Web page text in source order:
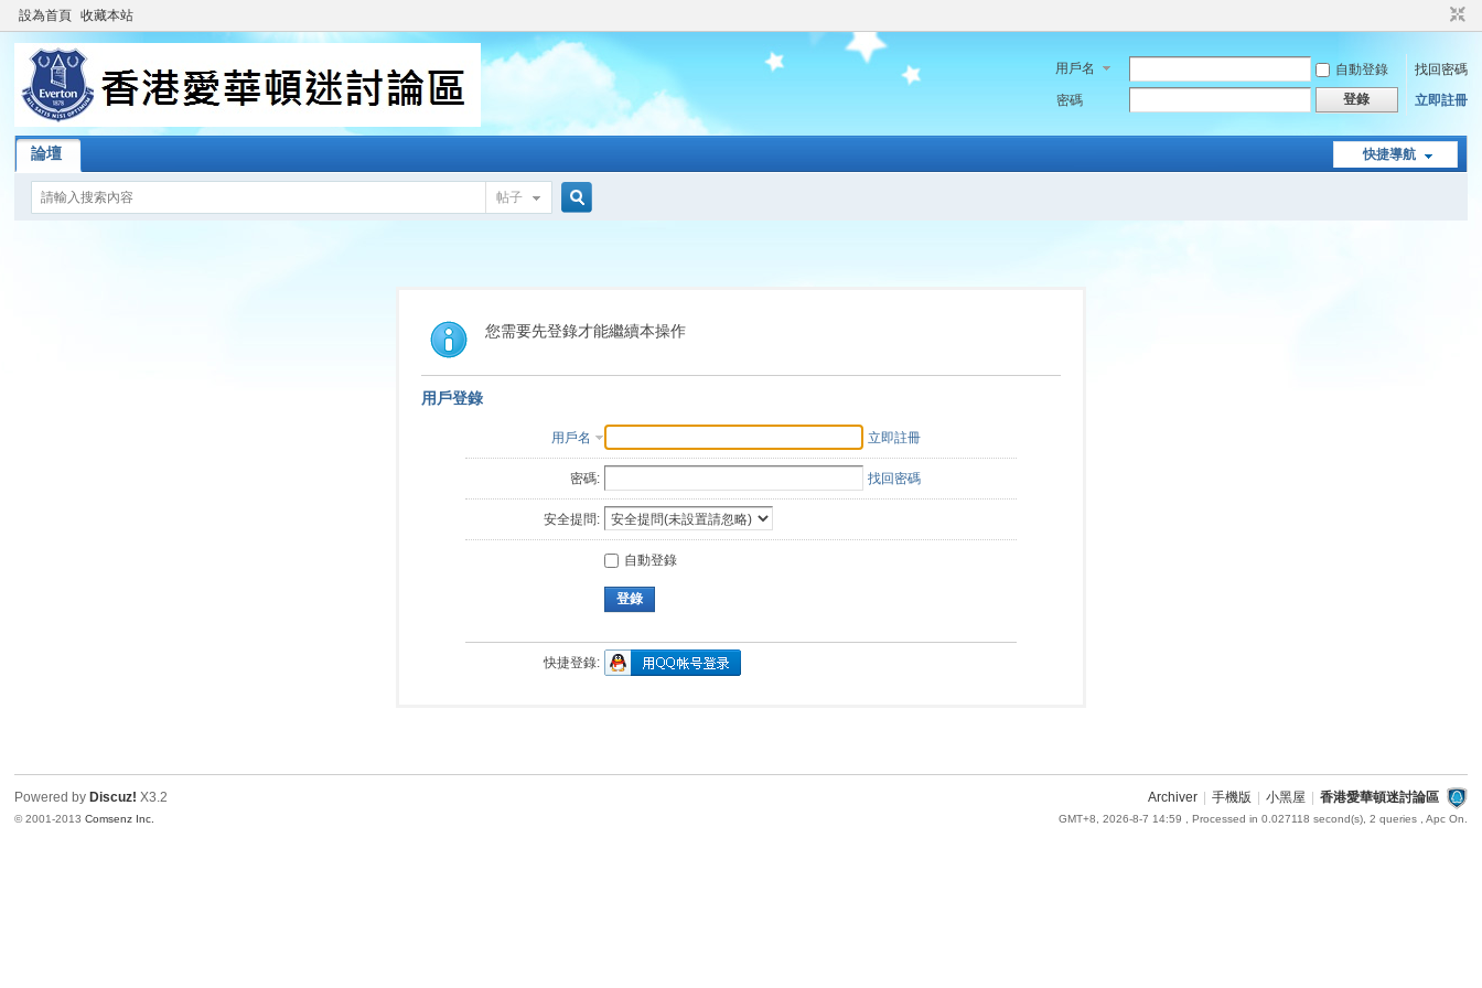
設為首頁 收藏本站
用戶名 自動登錄
找回密碼
密碼
登錄 立即註冊
快捷導航
論壇
帖子
索
您需要先登錄才能繼續本操作
用戶登錄
用戶名 立即註冊
密碼: 找回密碼
安全提問:
自動登錄
登錄
快捷登錄:
Archiver 手機版 小黑屋 香港愛華頓迷討論區
GMT+8, 2026-8-7 14:59 , Processed in 0.027118 second(s), 2 queries , Apc On.
Powered by Discuz! X3.2
© 2001-2013Comsenz Inc.